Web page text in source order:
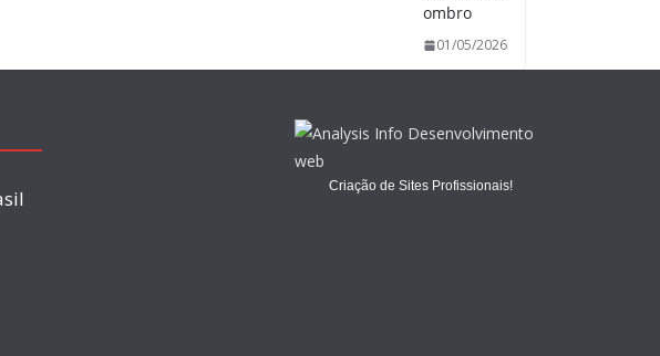
ombro
01/05/2026
Criação de Sites Profissionais!